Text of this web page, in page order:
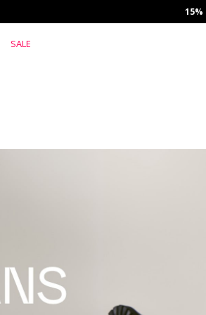
15%
SALE